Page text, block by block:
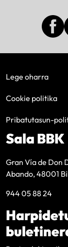
Lege oharra
Cookie politika
Pribatutasun-
Sala BBK
Gran Vía de Don
Abando, 48001
944 05 88 24